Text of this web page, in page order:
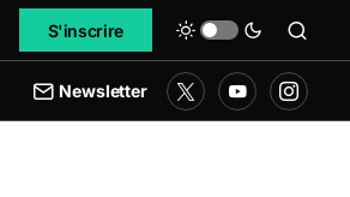
S'inscrire
Newsletter